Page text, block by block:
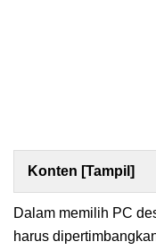
Konten [Tampil ]
Dalam memilih PC
harus